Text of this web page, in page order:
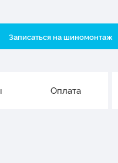
Записаться на шиномонтаж
Оплата